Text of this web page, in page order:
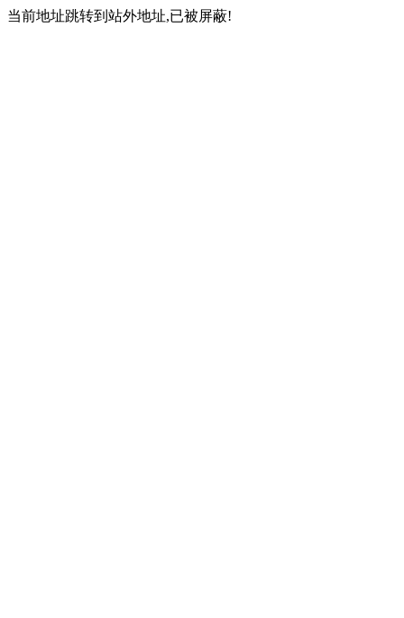
当前地址跳转到站外地址,已被屏蔽!